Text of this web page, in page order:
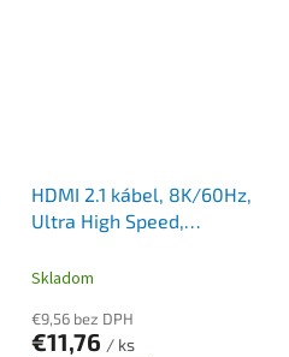
HDMI 2.1 kábel, 8K/60Hz,
Ultra High Speed,
Skladom
€9,56 bez DPH
€11,76 / ks